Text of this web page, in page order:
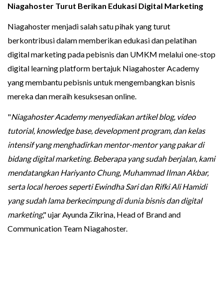
Niagahoster Turut Berikan Edukasi Digital Marketing
Niagahoster menjadi salah satu pihak yang turut
berkontribusi dalam memberikan edukasi dan pelatihan
digital marketing pada pebisnis dan UMKM melalui one-stop
digital learning platform bertajuk Niagahoster Academy
yang membantu pebisnis untuk mengembangkan bisnis
mereka dan meraih kesuksesan online.
"Niagahoster Academy menyediakan artikel blog, video
tutorial, knowledge base, development program, dan kelas
intensif yang menghadirkan mentor-mentor yang pakar di
bidang digital marketing. Beberapa yang sudah berjalan, kami
mendatangkan Hariyanto Chung, Muhammad Ilman Akbar,
serta local heroes seperti Ewindha Sari dan Rifki Ali Hamidi
yang sudah lama berkecimpung di dunia bisnis dan digital
marketing," ujar Ayunda Zikrina, Head of Brand and
Communication Team Niagahoster.